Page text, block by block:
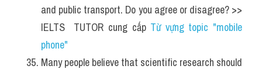
and public transport. Do you agree or disagree? >>
IELTS  TUTOR cung cấp Từ vựng topic "mobile
phone"
Many people believe that scientific research should